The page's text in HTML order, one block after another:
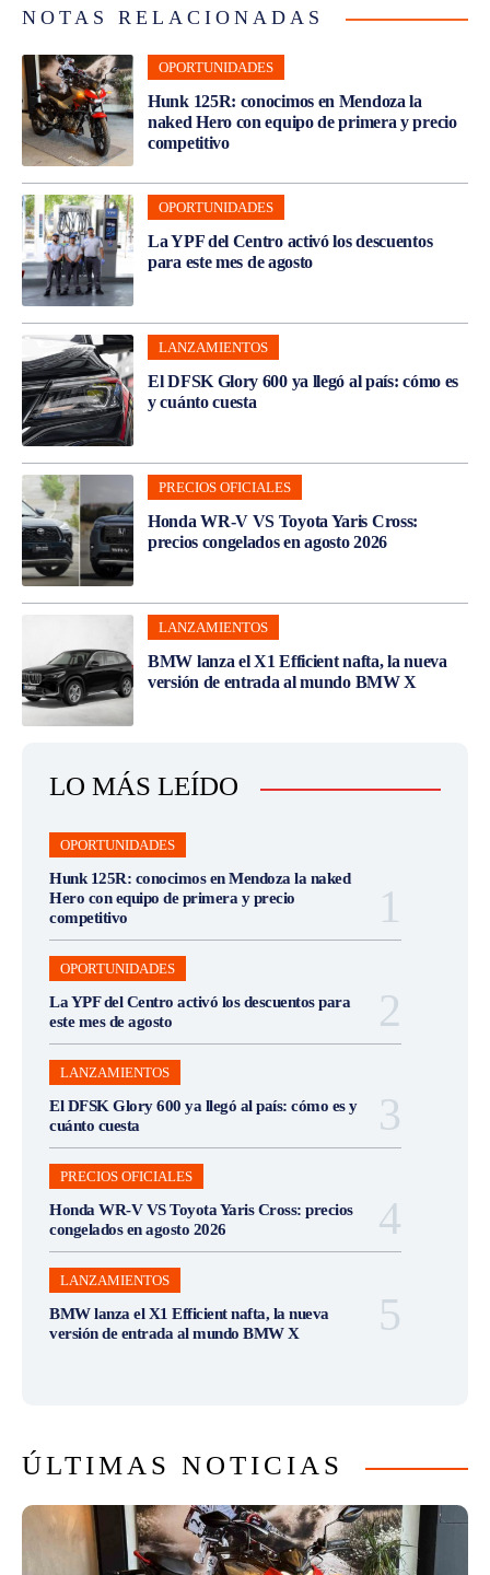
NOTAS RELACIONADAS
OPORTUNIDADES
Hunk 125R: conocimos en Mendoza la
naked Hero con equipo de primera y precio
competitivo
OPORTUNIDADES
La YPF del Centro activó los descuentos
para este mes de agosto
LANZAMIENTOS
El DFSK Glory 600 ya llegó al país: cómo es
y cuánto cuesta
PRECIOS OFICIALES
Honda WR-V VS Toyota Yaris Cross:
precios congelados en agosto 2026
LANZAMIENTOS
BMW lanza el X1 Efficient nafta, la nueva
versión de entrada al mundo BMW X
LO MÁS LEÍDO
OPORTUNIDADES
Hunk 125R: conocimos en Mendoza la naked
Hero con equipo de primera y precio
competitivo
OPORTUNIDADES
La YPF del Centro activó los descuentos para
este mes de agosto
LANZAMIENTOS
El DFSK Glory 600 ya llegó al país: cómo es y
cuánto cuesta
PRECIOS OFICIALES
Honda WR-V VS Toyota Yaris Cross: precios
congelados en agosto 2026
LANZAMIENTOS
BMW lanza el X1 Efficient nafta, la nueva
versión de entrada al mundo BMW X
ÚLTIMAS NOTICIAS